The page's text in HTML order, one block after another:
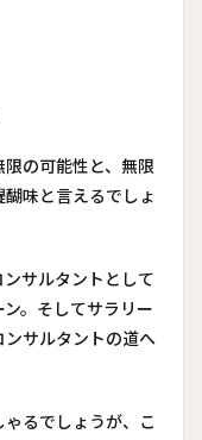
の可能性と、無限
味と言えるでしょ
サルタントとして
。そしてサラリー
サルタントの道へ
るでしょうが、こ